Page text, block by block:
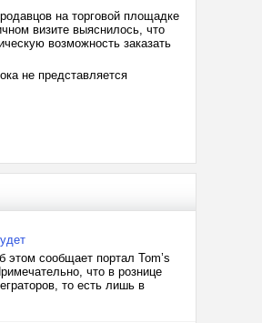
на торговой площадке
визите выяснилось, что
возможность заказать
не представляется
этом сообщает портал Tom’s
что в рознице
то есть лишь в